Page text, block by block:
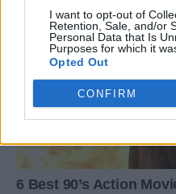
I want to opt-out of
Retention, Sale, and/or
Personal Data that Is
Purposes for which it
Opted Out
CONFIRM